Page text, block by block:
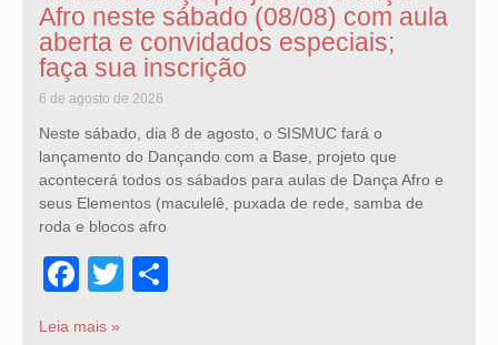
Afro neste sábado (08/08) com aula
aberta e convidados especiais;
faça sua inscrição
6 de agosto de 2026
Neste sábado, dia 8 de agosto, o SISMUC fará o
lançamento do Dançando com a Base, projeto que
acontecerá todos os sábados para aulas de Dança Afro e
seus Elementos (maculelê, puxada de rede, samba de
roda e blocos afro
Facebook
Twitter
Leia mais »